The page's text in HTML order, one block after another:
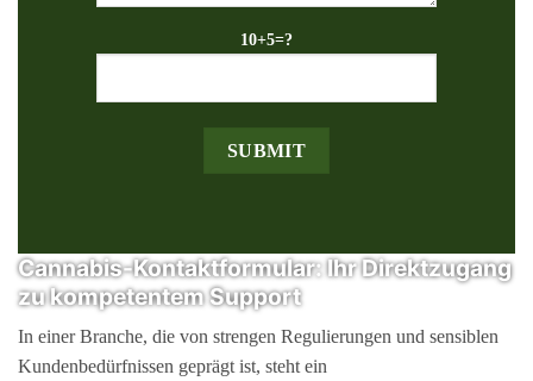
10+5=?
Cannabis-Kontaktformular: Ihr Direktzugang
zu kompetentem Support
In einer Branche, die von strengen Regulierungen und sensiblen
Kundenbedürfnissen geprägt ist, steht ein